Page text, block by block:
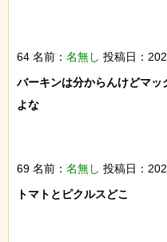
64 名前： 名無し 投稿日：
バーキンは分からんけどマ
よな
69 名前： 名無し 投稿日：
トマトとピクルスどこ